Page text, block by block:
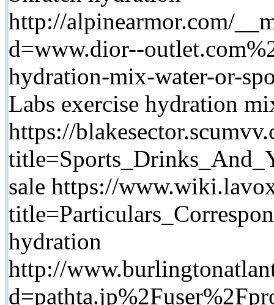
http://alpinearmor.com/
d=www.dior--
hydration-mix-water-or-
Labs exercise hydration
https://
sale https://
hydration
http://